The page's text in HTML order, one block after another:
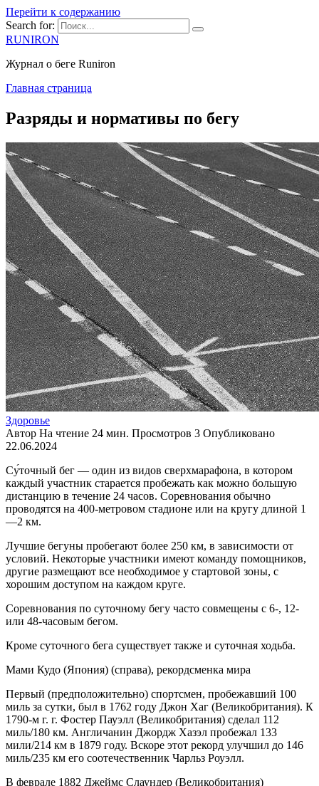
Перейти к содержанию
Search for:
RUNIRON
Журнал о беге Runiron
Главная страница
Разряды и нормативы по бегу
Здоровье
Автор На чтение 24 мин. Просмотров 3 Опубликовано
22.06.2024
Су́точный бег — один из видов сверхмарафона, в котором
каждый участник старается пробежать как можно большую
дистанцию в течение 24 часов. Соревнования обычно
проводятся на 400-метровом стадионе или на кругу длиной 1
—2 км.
Лучшие бегуны пробегают более 250 км, в зависимости от
условий. Некоторые участники имеют команду помощников,
другие размещают все необходимое у стартовой зоны, с
хорошим доступом на каждом круге.
Соревнования по суточному бегу часто совмещены с 6-, 12-
или 48-часовым бегом.
Кроме суточного бега существует также и суточная ходьба.
Мами Кудо (Япония) (справа), рекордсменка мира
Первый (предположительно) спортсмен, пробежавший 100
миль за сутки, был в 1762 году Джон Хаг (Великобритания). К
1790-м г. г. Фостер Пауэлл (Великобритания) сделал 112
миль/180 км. Англичанин Джордж Хазэл пробежал 133
мили/214 км в 1879 году. Вскоре этот рекорд улучшил до 146
миль/235 км его соотечественник Чарльз Роуэлл.
В феврале 1882 Джеймс Слаундер (Великобритания)